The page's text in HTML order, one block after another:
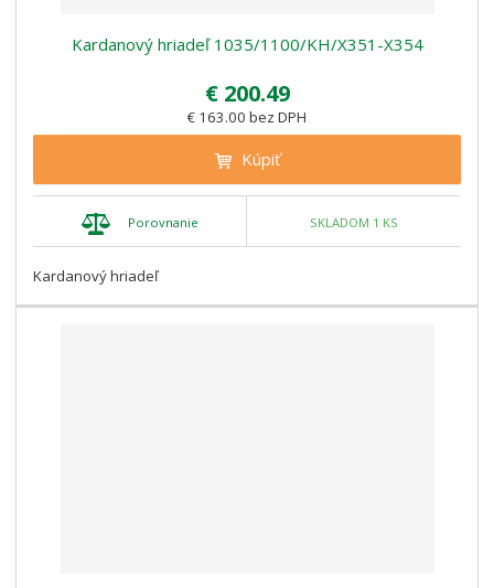
Kardanový hriadeľ 1035/1100/KH/X351-X354
€ 200.49
€ 163.00 bez DPH
Kúpiť
Porovnanie SKLADOM 1 KS
Kardanový hriadeľ